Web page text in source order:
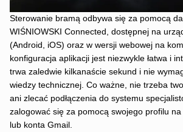
Sterowanie bramą odbywa się za pomocą
WIŚNIOWSKI Connected, dostępnej na
(Android, iOS) oraz w wersji webowej na
konfiguracja aplikacji jest niezwykle łatwa i
trwa zaledwie kilkanaście sekund i nie
wiedzy technicznej. Co ważne, nie trzeba
ani zlecać podłączenia do systemu
zalogować się za pomocą swojego profilu
lub konta Gmail.